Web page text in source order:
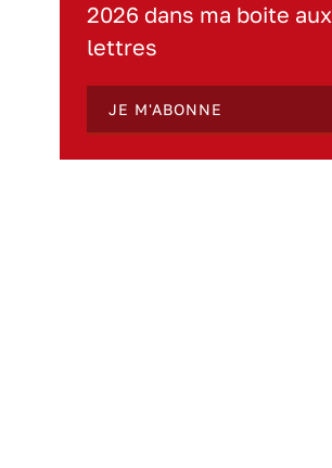
2026 dans ma boite aux
lettres
JE M'ABONNE